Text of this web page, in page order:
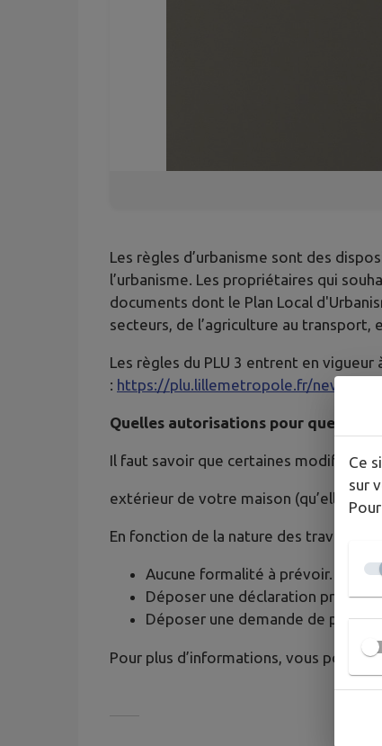
Les règles d’urbanisme sont des
l’urbanisme. Les propriétaires qui
documents dont le Plan Local
secteurs, de l’agriculture au
Les règles du PLU 3 entrent en
: https://plu.lillemetropole.fr/news/
Quelles autorisations pour quels
Il faut savoir que certaines
extérieur de votre maison (qu’elles
En fonction de la nature des travaux
Aucune formalité à prévoir.
Déposer une déclaration
Déposer une demande de
Pour plus d’informations, vous pouvez
Ce
sur